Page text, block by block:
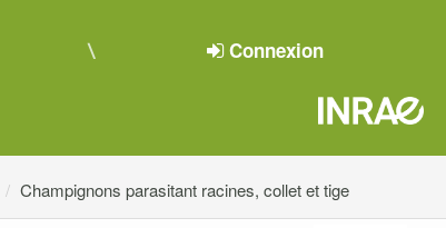
Connexion
Champignons parasitant racines, collet et tige